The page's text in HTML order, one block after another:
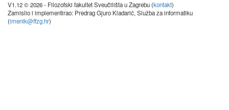
V1.12 © 2026 - Filozofski fakultet Sveučilišta u Zagrebu (kontakt)
Zamislio i implementirao: Predrag Gjuro Kladarić, Služba za informatiku
(imenik@ffzg.hr)